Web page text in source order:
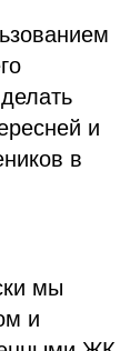
и
в
мы
и